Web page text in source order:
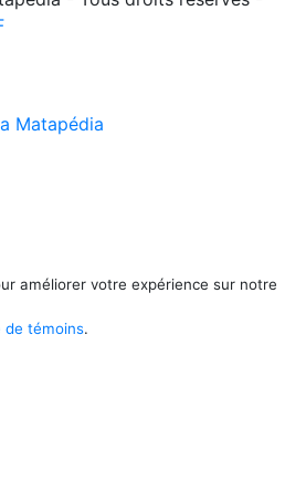
améliorer votre expérience sur notre
de témoins.